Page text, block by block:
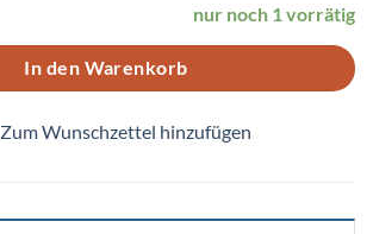
nur noch 1 vorrätig
In den Warenkorb
Zum Wunschzettel hinzufügen